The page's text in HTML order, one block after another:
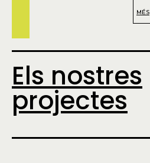
MÉS
Els nostres
projectes